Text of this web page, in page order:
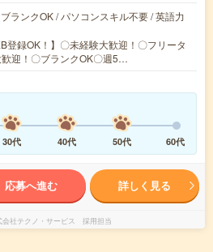
ランクOK / パソコンスキル不要 / 英語力
登録OK！】〇未経験大歓迎！〇フリータ
迎！〇ブランクOK〇週5…
30代 40代 50代 60代
応募へ進む 詳しく見る
会社テクノ・サービス 採用担当